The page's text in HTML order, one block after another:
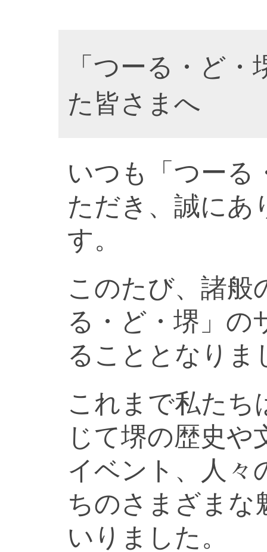
「つーる・ど
た皆さまへ
いつも「つーる
ただき、誠にあ
す。
このたび、諸般
る・ど・堺」の
ることとなりま
これまで私たち
じて堺の歴史や
イベント、人々
ちのさまざまな
いりました。